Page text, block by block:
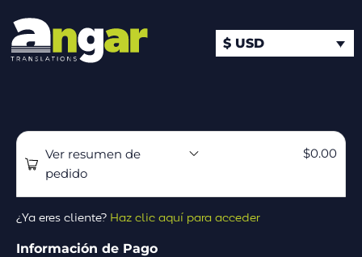
$ USD
Ver resumen de
pedido
$0.00
¿Ya eres cliente? Haz clic aquí para acceder
Información de Pago